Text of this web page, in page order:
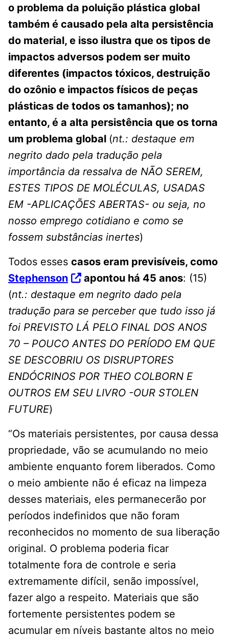
o problema da poluição plástica global
também é causado pela alta persistência
do material, e isso ilustra que os tipos de
impactos adversos podem ser muito
diferentes (impactos tóxicos, destruição
do ozônio e impactos físicos de peças
plásticas de todos os tamanhos); no
entanto, é a alta persistência que os torna
um problema global (nt.: destaque em
negrito dado pela tradução pela
importância da ressalva de NÃO SEREM,
ESTES TIPOS DE MOLÉCULAS, USADAS
EM -APLICAÇÕES ABERTAS- ou seja, no
nosso emprego cotidiano e como se
fossem substâncias inertes)
Todos esses casos eram previsíveis, como
Stephenson
apontou há 45 anos: (15)
(nt.: destaque em negrito dado pela
tradução para se perceber que tudo isso já
foi PREVISTO LÁ PELO FINAL DOS ANOS
70 – POUCO ANTES DO PERÍODO EM QUE
SE DESCOBRIU OS DISRUPTORES
ENDÓCRINOS POR THEO COLBORN E
OUTROS EM SEU LIVRO -OUR STOLEN
FUTURE)
“Os materiais persistentes, por causa dessa
propriedade, vão se acumulando no meio
ambiente enquanto forem liberados. Como
o meio ambiente não é eficaz na limpeza
desses materiais, eles permanecerão por
períodos indefinidos que não foram
reconhecidos no momento de sua liberação
original. O problema poderia ficar
totalmente fora de controle e seria
extremamente difícil, senão impossível,
fazer algo a respeito. Materiais que são
fortemente persistentes podem se
acumular em níveis bastante altos no meio